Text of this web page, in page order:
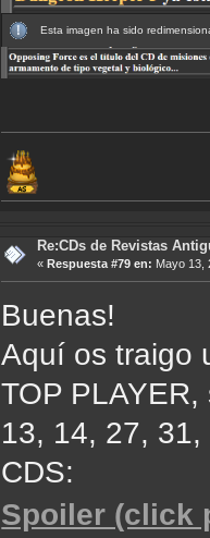
Esta imagen ha sido
Re:CDs de Revistas
« Respuesta #79 en: Mayo 13,
Buenas!
Aquí os traigo
TOP
13, 14, 27,
CDS:
Spoiler (click